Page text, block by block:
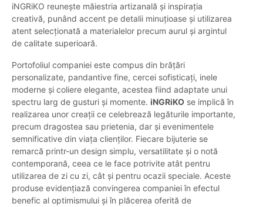
iNGRiKO reunește măiestria artizanală și inspirația
creativă, punând accent pe detalii minuțioase și utilizarea
atent selecționată a materialelor precum aurul și argintul
de calitate superioară.
Portofoliul companiei este compus din brățări
personalizate, pandantive fine, cercei sofisticați, inele
moderne și coliere elegante, acestea fiind adaptate unui
spectru larg de gusturi și momente. iNGRiKO se implică în
realizarea unor creații ce celebrează legăturile importante,
precum dragostea sau prietenia, dar și evenimentele
semnificative din viața clienților. Fiecare bijuterie se
remarcă printr-un design simplu, versatilitate și o notă
contemporană, ceea ce le face potrivite atât pentru
utilizarea de zi cu zi, cât și pentru ocazii speciale. Aceste
produse evidențiază convingerea companiei în efectul
benefic al optimismului și în plăcerea oferită de